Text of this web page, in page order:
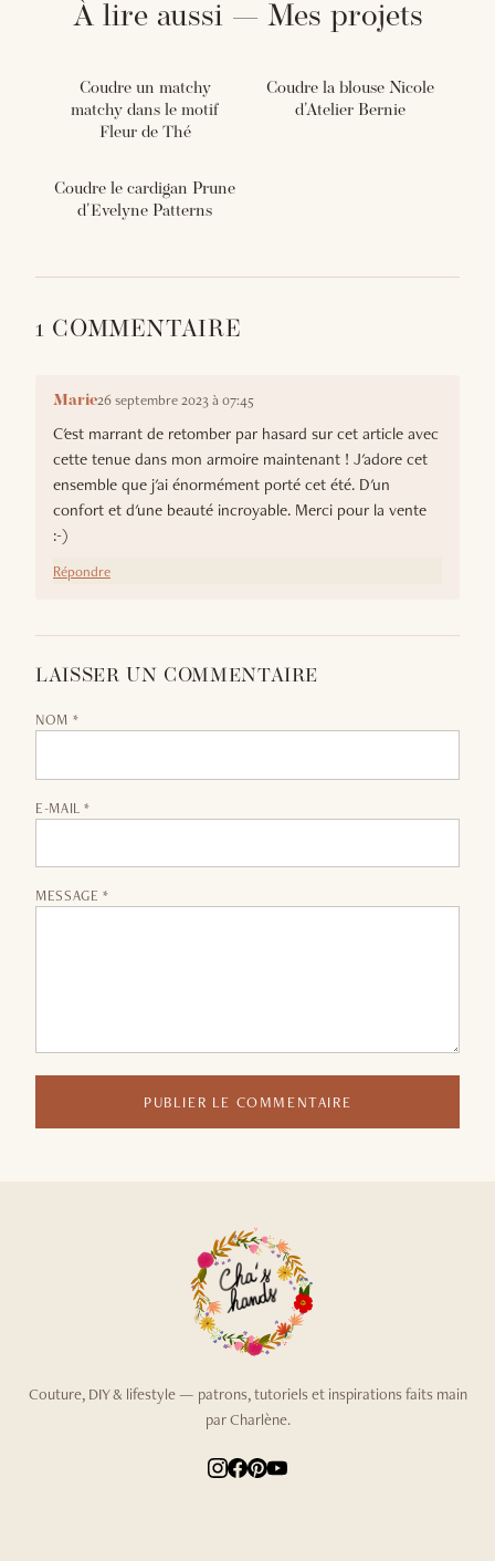
À lire aussi — Mes projets
Coudre un matchy
matchy dans le motif
Fleur de Thé
Coudre la blouse Nicole
d'Atelier Bernie
Coudre le cardigan Prune
d'Evelyne Patterns
1 COMMENTAIRE
Marie26 septembre 2023 à 07:45
C'est marrant de retomber par hasard sur cet article avec
cette tenue dans mon armoire maintenant ! J'adore cet
ensemble que j'ai énormément porté cet été. D'un
confort et d'une beauté incroyable. Merci pour la vente
:-)
Répondre
LAISSER UN COMMENTAIRE
NOM *
E-MAIL *
MESSAGE *
PUBLIER LE COMMENTAIRE
Couture, DIY & lifestyle — patrons, tutoriels et inspirations faits main
par Charlène.